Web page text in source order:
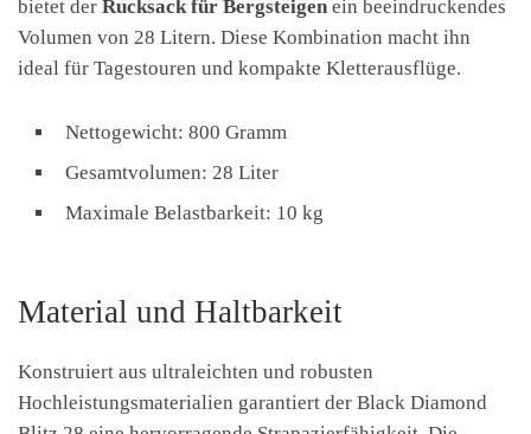
bietet der Rucksack für Bergsteigen ein beeindruckendes
Volumen von 28 Litern. Diese Kombination macht ihn
ideal für Tagestouren und kompakte Kletterausflüge.
Nettogewicht: 800 Gramm
Gesamtvolumen: 28 Liter
Maximale Belastbarkeit: 10 kg
Material und Haltbarkeit
Konstruiert aus ultraleichten und robusten
Hochleistungsmaterialien garantiert der Black Diamond